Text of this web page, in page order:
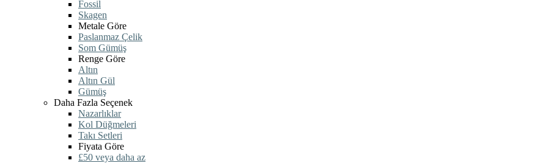
Fossil
Skagen
Metale Göre
Paslanmaz Çelik
Som Gümüş
Renge Göre
Altın
Altın Gül
Gümüş
Daha Fazla Seçenek
Nazarlıklar
Kol Düğmeleri
Takı Setleri
Fiyata Göre
£50 veya daha az